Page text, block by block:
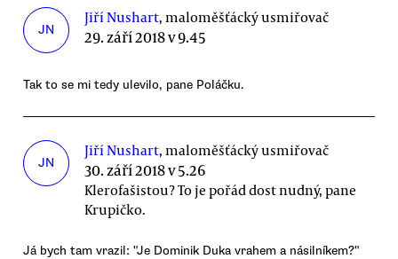
JN
Jiří Nushart, maloměšťácký usmiřovač
29. září 2018 v 9.45
Tak to se mi tedy ulevilo, pane Poláčku.
JN
Jiří Nushart, maloměšťácký usmiřovač
30. září 2018 v 5.26
Klerofašistou? To je pořád dost nudný, pane
Krupičko.
Já bych tam vrazil: "Je Dominik Duka vrahem a násilníkem?"